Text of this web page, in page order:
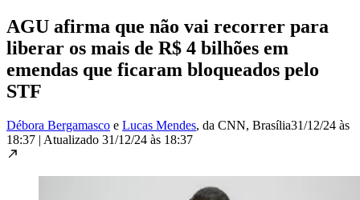
AGU afirma que não vai recorrer para
liberar os mais de R$ 4 bilhões em
emendas que ficaram bloqueados pelo
STF
Débora Bergamasco e Lucas Mendes, da CNN, Brasília31/12/24 às
18:37 | Atualizado 31/12/24 às 18:37